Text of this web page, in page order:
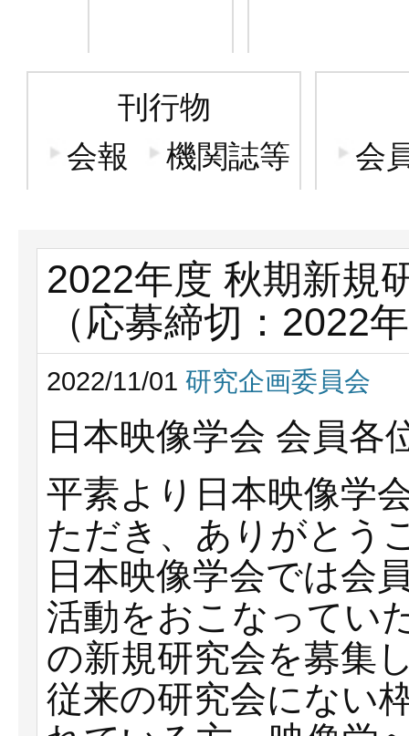
刊行物
会報
機関誌等 会
2022年度 秋期新規
（応募締切：2022
2022/11/01 研究企画委員会
日本映像学会 会員各
平素より日本映像学
ただき、ありがとう
日本映像学会では会
活動をおこなってい
の新規研究会を募集
従来の研究会にない